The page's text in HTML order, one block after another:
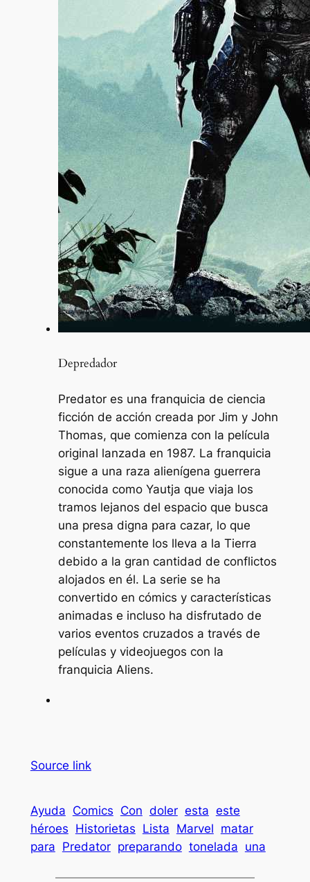
Depredador
Predator es una franquicia de ciencia
ficción de acción creada por Jim y John
Thomas, que comienza con la película
original lanzada en 1987. La franquicia
sigue a una raza alienígena guerrera
conocida como Yautja que viaja los
tramos lejanos del espacio que busca
una presa digna para cazar, lo que
constantemente los lleva a la Tierra
debido a la gran cantidad de conflictos
alojados en él. La serie se ha
convertido en cómics y características
animadas e incluso ha disfrutado de
varios eventos cruzados a través de
películas y videojuegos con la
franquicia Aliens.
Source link
Ayuda Comics Con doler esta este
héroes Historietas Lista Marvel matar
para Predator preparando tonelada una